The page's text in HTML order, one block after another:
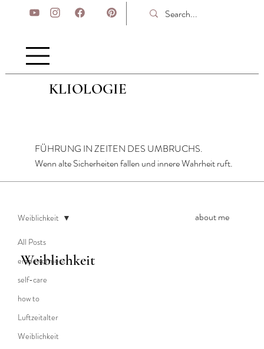
FÜHRUNG IN ZEITEN DES UMBRUCHS.
Wenn alte Sicherheiten fallen und innere Wahrheit ruft.
KLIOLOGIE
All Posts
empowerment
self-care
how to
Luftzeitalter
Weiblichkeit
Weiblichkeit
Weiblichkeit
about me